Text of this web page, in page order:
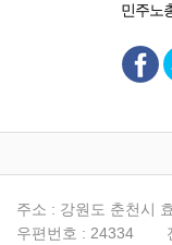
민주노
주소 : 강원도 춘천시
우편번호 : 24334